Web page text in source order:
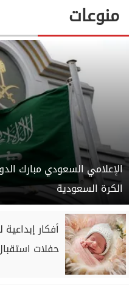
منوعات
الإعلامي السعودي مبارك
الكرة السعودية
أفكار
حفلات